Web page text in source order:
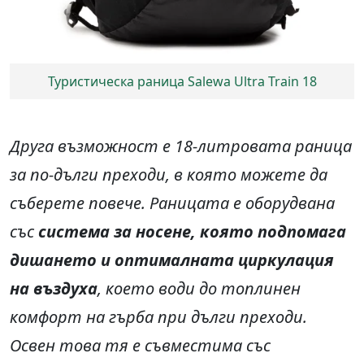
Туристическа раница Salewa Ultra Train 18
Друга възможност е 18-литровата раница
за по-дълги преходи, в която можете да
съберете повече. Раницата е оборудвана
със система за носене, която подпомага
дишането и оптималната циркулация
на въздуха, което води до топлинен
комфорт на гърба при дълги преходи.
Освен това тя е съвместима със